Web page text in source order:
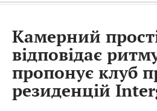
Камерний
відповідає
пропонує клуб
резиденцій